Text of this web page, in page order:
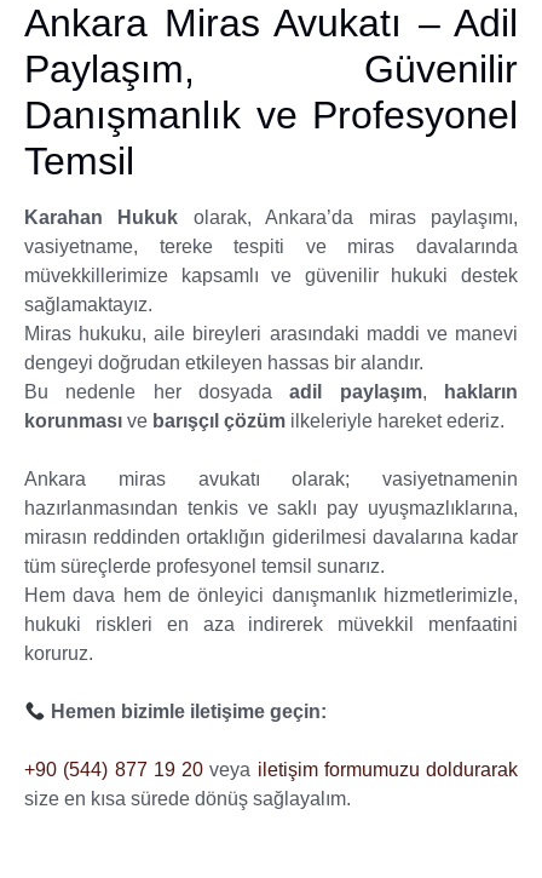
Ankara Miras Avukatı – Adil
Paylaşım, Güvenilir
Danışmanlık ve Profesyonel
Temsil
Karahan Hukuk olarak, Ankara’da miras paylaşımı,
vasiyetname, tereke tespiti ve miras davalarında
müvekkillerimize kapsamlı ve güvenilir hukuki destek
sağlamaktayız.
Miras hukuku, aile bireyleri arasındaki maddi ve manevi
dengeyi doğrudan etkileyen hassas bir alandır.
Bu nedenle her dosyadaadil paylaşım,
hakların
korunması ve barışçıl çözüm ilkeleriyle hareket ederiz.
Ankara miras avukatı olarak; vasiyetnamenin
hazırlanmasından tenkis ve saklı pay uyuşmazlıklarına,
mirasın reddinden ortaklığın giderilmesi davalarına kadar
tüm süreçlerde profesyonel temsil sunarız.
Hem dava hem de önleyici danışmanlık hizmetlerimizle,
hukuki riskleri en aza indirerek müvekkil menfaatini
koruruz.
Hemen bizimle iletişime geçin:
+90 (544) 877 19 20 veya iletişim formumuzu doldurarak
size en kısa sürede dönüş sağlayalım.